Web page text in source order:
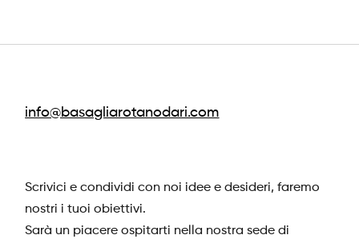
info@basagliarotanodari.com
Scrivici e condividi con noi idee e desideri, faremo
nostri i tuoi obiettivi.
Sarà un piacere ospitarti nella nostra sede di